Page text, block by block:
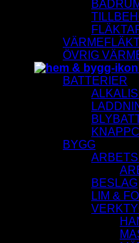
ÖVRIG
BATTERIER
BYGG
BESLAG
LIM &